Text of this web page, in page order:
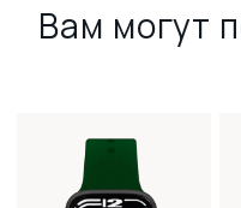
Вам могут